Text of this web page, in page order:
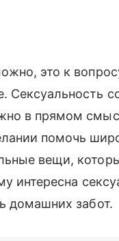
это к
Сексуальность
в прямом
помочь
вещи,
интересна
домашних забот.